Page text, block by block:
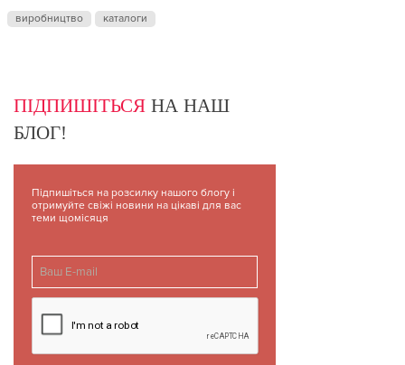
виробництво каталоги
ПІДПИШІТЬСЯ НА НАШ
БЛОГ!
Підпишіться на розсилку нашого блогу і
отримуйте свіжі новини на цікаві для вас
теми щомісяця